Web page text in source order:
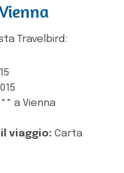
Travelbird:
a Vienna
viaggio: Carta